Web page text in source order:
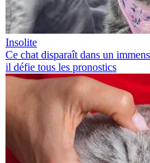
Insolite
Ce chat disparaît dans un
il défie tous les pronostics